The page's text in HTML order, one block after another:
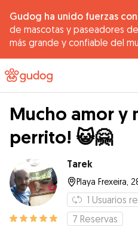
Gudog ha unido fuerzas con
de mascotas y paseadores
más grande y confiable del
Mucho amor y
perrito! 😺🤗
Tarek
Playa Frexeira,
1 Usuarios
7 Reservas